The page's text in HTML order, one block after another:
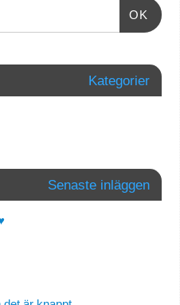
OK
Kategorier
Senaste inläggen